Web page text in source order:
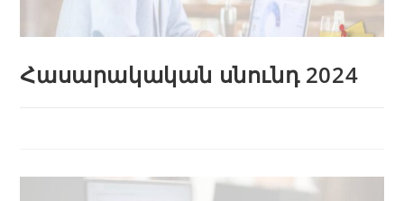
Հասարակական սնունդ 2024